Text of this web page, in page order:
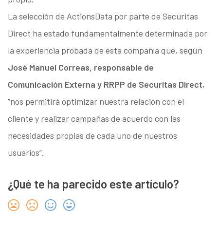
La selección de ActionsData por parte de Securitas
Direct ha estado fundamentalmente determinada por
la experiencia probada de esta compañía que, según
José Manuel Correas, responsable de
Comunicación Externa y RRPP de Securitas Direct,
“nos permitirá optimizar nuestra relación con el
cliente y realizar campañas de acuerdo con las
necesidades propias de cada uno de nuestros
usuarios”.
¿Qué te ha parecido este artículo?